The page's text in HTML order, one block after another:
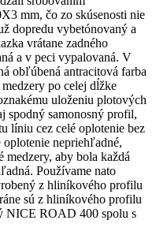
mm, čo zo skúsenosti nie
dopredu vybetónovaný a
vrátane zadného
a v peci vypalovaná. V
obľúbená antracitová farba
po celej dĺžke
uloženiu plotových
spodný samonosný profil,
líniu cez celé oplotenie bez
nepriehľadné,
aby bola každá
Používame nato
z hliníkového profilu
sú z hliníkového profilu
NICE ROAD 400 spolu s